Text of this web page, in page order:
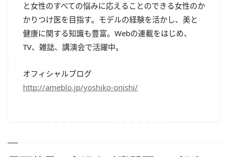
と女性のすべての悩みに応えることのできる女性のか
かりつけ医を目指す。モデルの経験を活かし、美と
健康に関する知識も豊富。Webの連載をはじめ、
TV、雑誌、講演会で活躍中。
オフィシャルブログ
http://ameblo.jp/yoshiko-onishi/